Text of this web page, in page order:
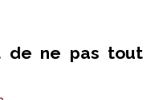
de ne pas tout